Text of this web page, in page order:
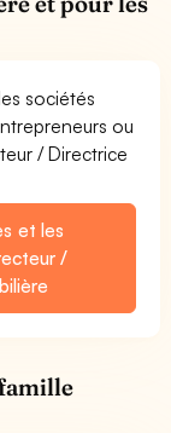
sociétés
ou
/ Directrice
et les
/